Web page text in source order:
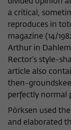
a critical,
reproduces in
magazine (14/
Arthur in
Rector’s style-
article also
then-
perfectly normal
Pörksen used
and elaborated
Name
Anbieter
Laufzeit
Zweck
nicht an Dritte
Name
Anbieter
Laufzeit
Zweck
Externe
Wir verwenden
Ihnen
Inhalte sind
OpenStreetMap
Darstellung
den lokalen